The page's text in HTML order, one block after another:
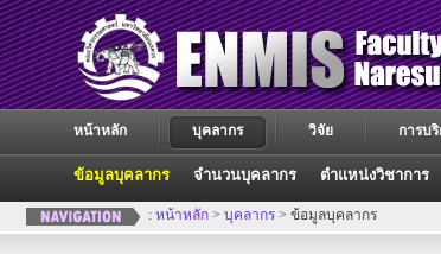
หน้าหลัก บุคลากร
ข้อมูลบุคลากร จำนวนบุคลากร ตำแหน่งวิชาการ
วิจัย การบ
: หน้าหลัก > บุคลากร > ข้อมูลบุคลากร